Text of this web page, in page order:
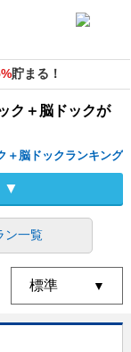
貯まる！
ク＋脳ドックが
＋脳ドックランキング
▼
ン一覧